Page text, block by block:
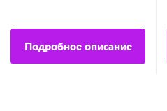
Подробное описание